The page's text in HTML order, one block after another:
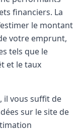
financiers. La
le montant
votre emprunt,
tels que le
et le taux
il vous suffit de
sur le site de